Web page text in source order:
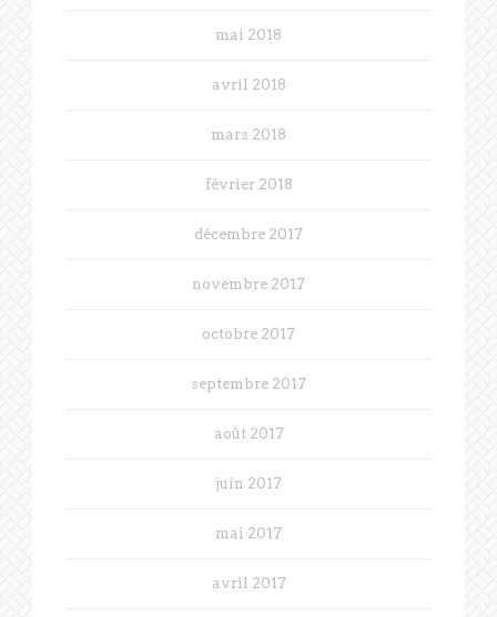
mai 2018
avril 2018
mars 2018
février 2018
décembre 2017
novembre 2017
octobre 2017
septembre 2017
août 2017
juin 2017
mai 2017
avril 2017